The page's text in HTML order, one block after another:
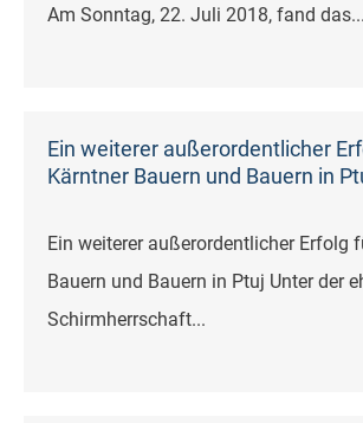
Am Sonntag, 22. Juli 2018, fand das...
Ein weiterer außerordentlicher
Kärntner Bauern und Bauern in
Ein weiterer außerordentlicher Erfolg
Bauern und Bauern in Ptuj Unter der
Schirmherrschaft...